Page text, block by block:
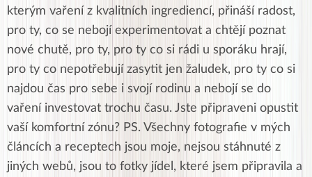
kterým vaření z kvalitních ingrediencí, přináší radost,
pro ty, co se nebojí experimentovat a chtějí poznat
nové chutě, pro ty, pro ty co si rádi u sporáku hrají,
pro ty co nepotřebují zasytit jen žaludek, pro ty co si
najdou čas pro sebe i svojí rodinu a nebojí se do
vaření investovat trochu času. Jste připraveni opustit
vaší komfortní zónu? PS. Všechny fotografie v mých
článcích a receptech jsou moje, nejsou stáhnuté z
jiných webů, jsou to fotky jídel, které jsem připravila a